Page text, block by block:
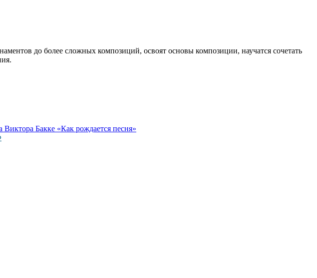
до более сложных композиций, освоят основы композиции, научатся сочетать
Виктора Бакке «Как рождается песня»